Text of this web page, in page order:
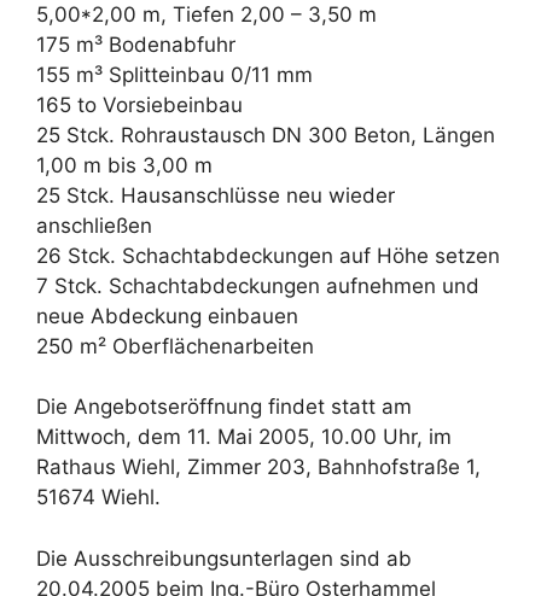
5,00*2,00 m, Tiefen 2,00 – 3,50 m
175 m³ Bodenabfuhr
155 m³ Splitteinbau 0/11 mm
165 to Vorsiebeinbau
25 Stck. Rohraustausch DN 300 Beton, Längen
1,00 m bis 3,00 m
25 Stck. Hausanschlüsse neu wieder
anschließen
26 Stck. Schachtabdeckungen auf Höhe setzen
7 Stck. Schachtabdeckungen aufnehmen und
neue Abdeckung einbauen
250 m² Oberflächenarbeiten
Die Angebotseröffnung findet statt am
Mittwoch, dem 11. Mai 2005, 10.00 Uhr, im
Rathaus Wiehl, Zimmer 203, Bahnhofstraße 1,
51674 Wiehl.
Die Ausschreibungsunterlagen sind ab
20.04.2005 beim Ing.-Büro Osterhammel